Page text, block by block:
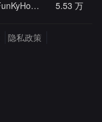
【55Y独家】Dj阿所-抖音热播爆了FunKyHouse中英文串烧 5.53 万
隐私政策